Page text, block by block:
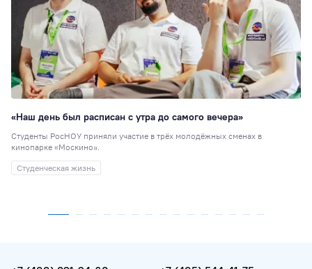
«Наш день был расписан с утра до самого вечера»
Студенты РосНОУ приняли участие в трёх молодёжных сменах в
кинопарке «Москино».
Студенческая жизнь